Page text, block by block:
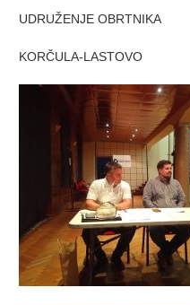
UDRUŽENJE OBRTNIKA
KORČULA-LASTOVO